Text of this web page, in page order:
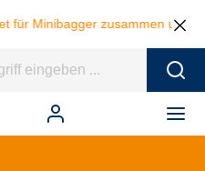
zusammen und sparen